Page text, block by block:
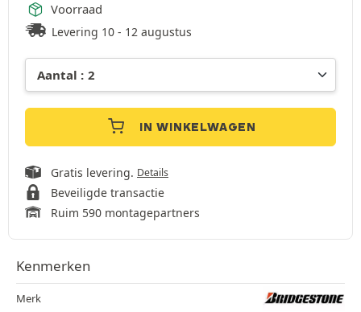
Voorraad
Levering 10 - 12 augustus
IN WINKELWAGEN
Gratis levering. Details
Beveiligde transactie
Ruim 590 montagepartners
Kenmerken
Merk